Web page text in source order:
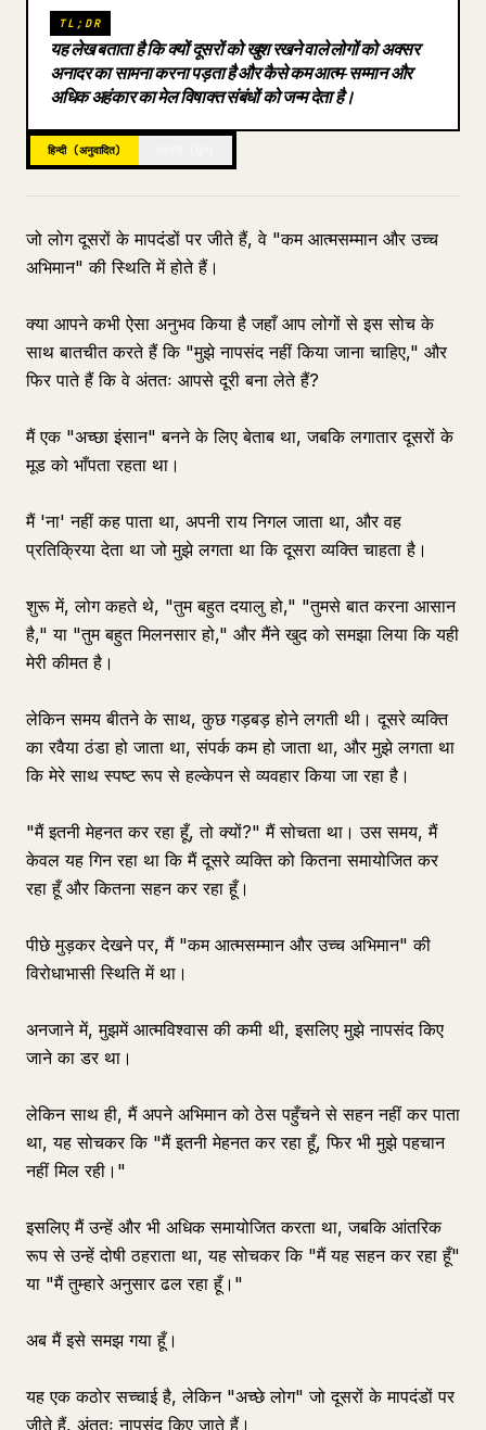
ब्लॉग
अपडेट
TL;DR
यह लेख बताता है कि क्यों दूसरों को खुश रखने वाले लोगों को अक्सर
अनादर का सामना करना पड़ता है और कैसे कम आत्म-सम्मान और
अधिक अहंकार का मेल विषाक्त संबंधों को जन्म देता है।
हिन्दी (अनुवादित)
जो लोग दूसरों के मापदंडों पर जीते हैं, वे "कम आत्मसम्मान और उच्च
अभिमान" की स्थिति में होते हैं।
क्या आपने कभी ऐसा अनुभव किया है जहाँ आप लोगों से इस सोच के
साथ बातचीत करते हैं कि "मुझे नापसंद नहीं किया जाना चाहिए," और
फिर पाते हैं कि वे अंततः आपसे दूरी बना लेते हैं?
मैं एक "अच्छा इंसान" बनने के लिए बेताब था, जबकि लगातार दूसरों के
मूड को भाँपता रहता था।
मैं 'ना' नहीं कह पाता था, अपनी राय निगल जाता था, और वह
प्रतिक्रिया देता था जो मुझे लगता था कि दूसरा व्यक्ति चाहता है।
शुरू में, लोग कहते थे, "तुम बहुत दयालु हो," "तुमसे बात करना आसान
है," या "तुम बहुत मिलनसार हो," और मैंने खुद को समझा लिया कि यही
मेरी कीमत है।
लेकिन समय बीतने के साथ, कुछ गड़बड़ होने लगती थी। दूसरे व्यक्ति
का रवैया ठंडा हो जाता था, संपर्क कम हो जाता था, और मुझे लगता था
कि मेरे साथ स्पष्ट रूप से हल्केपन से व्यवहार किया जा रहा है।
"मैं इतनी मेहनत कर रहा हूँ, तो क्यों?" मैं सोचता था। उस समय, मैं
केवल यह गिन रहा था कि मैं दूसरे व्यक्ति को कितना समायोजित कर
रहा हूँ और कितना सहन कर रहा हूँ।
पीछे मुड़कर देखने पर, मैं "कम आत्मसम्मान और उच्च अभिमान" की
विरोधाभासी स्थिति में था।
अनजाने में, मुझमें आत्मविश्वास की कमी थी, इसलिए मुझे नापसंद किए
जाने का डर था।
लेकिन साथ ही, मैं अपने अभिमान को ठेस पहुँचने से सहन नहीं कर पाता
था, यह सोचकर कि "मैं इतनी मेहनत कर रहा हूँ, फिर भी मुझे पहचान
नहीं मिल रही।"
इसलिए मैं उन्हें और भी अधिक समायोजित करता था, जबकि आंतरिक
रूप से उन्हें दोषी ठहराता था, यह सोचकर कि "मैं यह सहन कर रहा हूँ"
या "मैं तुम्हारे अनुसार ढल रहा हूँ।"
अब मैं इसे समझ गया हूँ।
यह एक कठोर सच्चाई है, लेकिन "अच्छे लोग" जो दूसरों के मापदंडों पर
जीते हैं, अंततः नापसंद किए जाते हैं।